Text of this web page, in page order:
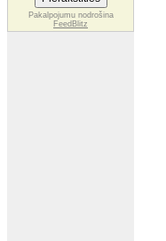
Pakalpojumu nodrošina
FeedBlitz